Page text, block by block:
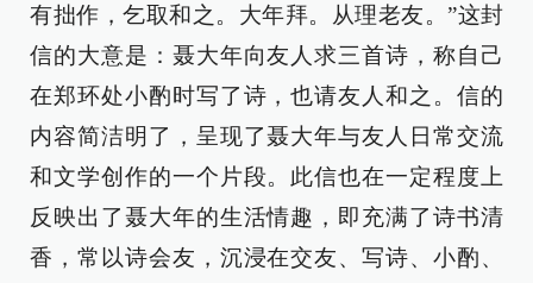
有拙作，乞取和之。大年拜。从理老友。”这封
信的大意是：聂大年向友人求三首诗，称自己
在郑环处小酌时写了诗，也请友人和之。信的
内容简洁明了，呈现了聂大年与友人日常交流
和文学创作的一个片段。此信也在一定程度上
反映出了聂大年的生活情趣，即充满了诗书清
香，常以诗会友，沉浸在交友、写诗、小酌、